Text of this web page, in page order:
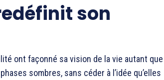
son
ont façonné sa vision de la vie autant que
sombres, sans céder à l’idée qu’elles